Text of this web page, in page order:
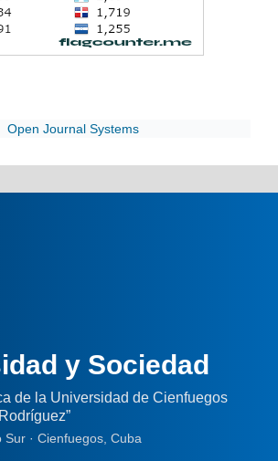
Open Journal Systems
y Sociedad
de la Universidad de Cienfuegos
Sur · Cienfuegos, Cuba